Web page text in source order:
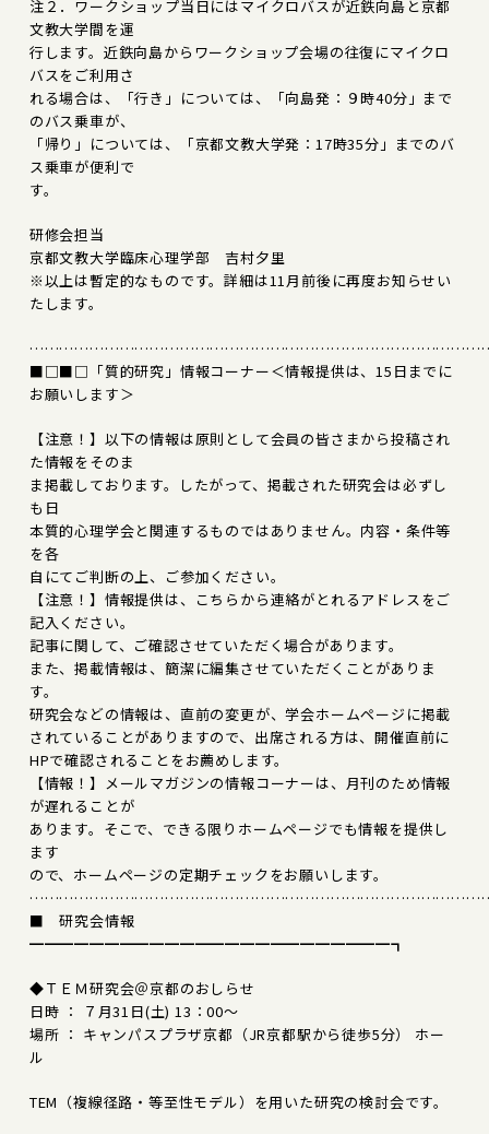
注２．ワークショップ当日にはマイクロバスが近鉄向島と京都
文教大学間を運
行します。近鉄向島からワークショップ会場の往復にマイクロ
バスをご利用さ
れる場合は、「行き」については、「向島発：９時40分」まで
のバス乗車が、
「帰り」については、「京都文教大学発：17時35分」までのバ
ス乗車が便利で
す。
研修会担当
京都文教大学臨床心理学部 吉村夕里
※以上は暫定的なものです。詳細は11月前後に再度お知らせい
たします。
■□■□「質的研究」情報コーナー＜情報提供は、15日までに
お願いします＞
【注意！】以下の情報は原則として会員の皆さまから投稿され
た情報をそのま
ま掲載しております。したがって、掲載された研究会は必ずし
も日
本質的心理学会と関連するものではありません。内容・条件等
を各
自にてご判断の上、ご参加ください。
【注意！】情報提供は、こちらから連絡がとれるアドレスをご
記入ください。
記事に関して、ご確認させていただく場合があります。
また、掲載情報は、簡潔に編集させていただくことがありま
す。
研究会などの情報は、直前の変更が、学会ホームページに掲載
されていることがありますので、出席される方は、開催直前に
HPで確認されることをお薦めします。
【情報！】メールマガジンの情報コーナーは、月刊のため情報
が遅れることが
あります。そこで、できる限りホームページでも情報を提供し
ます
ので、ホームページの定期チェックをお願いします。
■ 研究会情報
━━━━━━━━━━━━━━━━━━━━━━━━┓
◆ＴＥＭ研究会＠京都のおしらせ
日時 ： ７月31日(土) 13：00～
場所 ： キャンパスプラザ京都（JR京都駅から徒歩5分） ホー
ル
TEM（複線径路・等至性モデル）を用いた研究の検討会です。